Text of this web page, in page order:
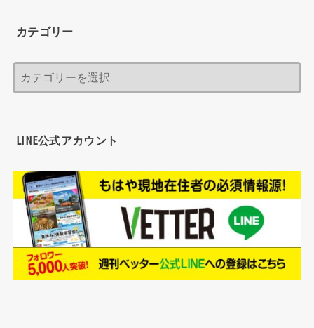
カテゴリー
LINE公式アカウント